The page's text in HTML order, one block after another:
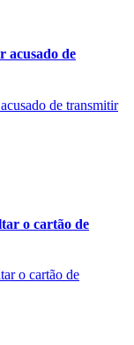
acusado de
o cartão de